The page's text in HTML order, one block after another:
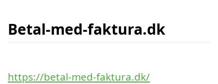
Betal-med-faktura.dk
https://betal-med-faktura.dk/